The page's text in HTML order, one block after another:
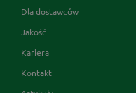
Dla dostawców
Jakość
Kariera
Kontakt